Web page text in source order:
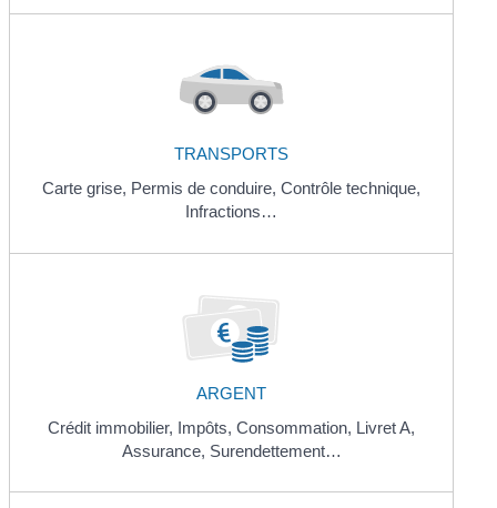
TRANSPORTS
Carte grise, Permis de conduire, Contrôle technique,
Infractions…
ARGENT
Crédit immobilier, Impôts, Consommation, Livret A,
Assurance, Surendettement…